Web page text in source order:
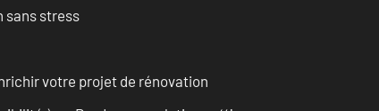
sans stress
votre projet de rénovation